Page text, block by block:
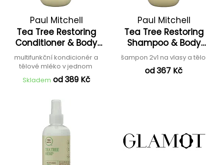
Paul Mitchell
Tea Tree Restoring
Conditioner & Body
Lotion
multifunkční kondicionér a
tělové mléko v jednom
Skladem od 389 Kč
Paul Mitchell
Tea Tree Restoring
Shampoo & Body
Wash
šampon 2v1 na vlasy a tělo
od 367 Kč